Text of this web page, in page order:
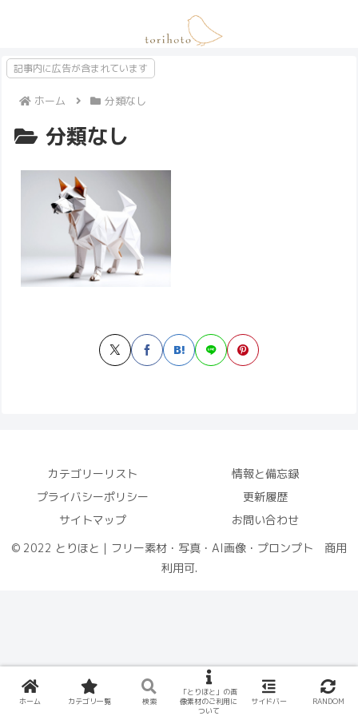
記事内に広告が含まれています
ホーム 分類なし
分類なし
カテゴリーリスト
情報と備忘録
プライバシーポリシー
更新履歴
サイトマップ
お問い合わせ
© 2022 とりほと｜フリー素材・写真・AI画像・プロンプト 商用
利用可.
ホーム カテゴリ一覧 検索
「とりほと」の画
像素材のご利用に
ついて
サイドバー RANDOM